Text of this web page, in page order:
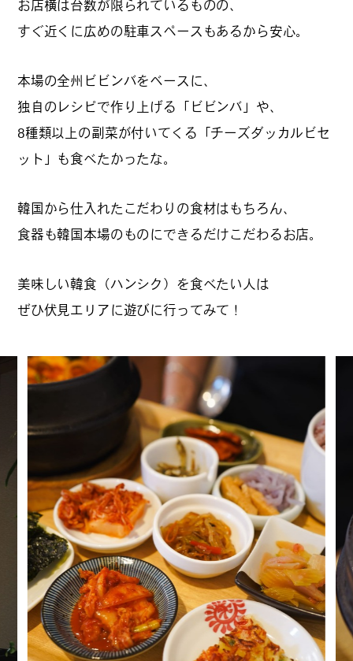
お店横は台数が限られているものの、
すぐ近くに広めの駐車スペースもあるから安心。
本場の全州ビビンバをベースに、
独自のレシピで作り上げる「ビビンバ」や、
8種類以上の副菜が付いてくる「チーズダッカルビセ
ット」も食べたかったな。
韓国から仕入れたこだわりの食材はもちろん、
食器も韓国本場のものにできるだけこだわるお店。
美味しい韓食（ハンシク）を食べたい人は
ぜひ伏見エリアに遊びに行ってみて！